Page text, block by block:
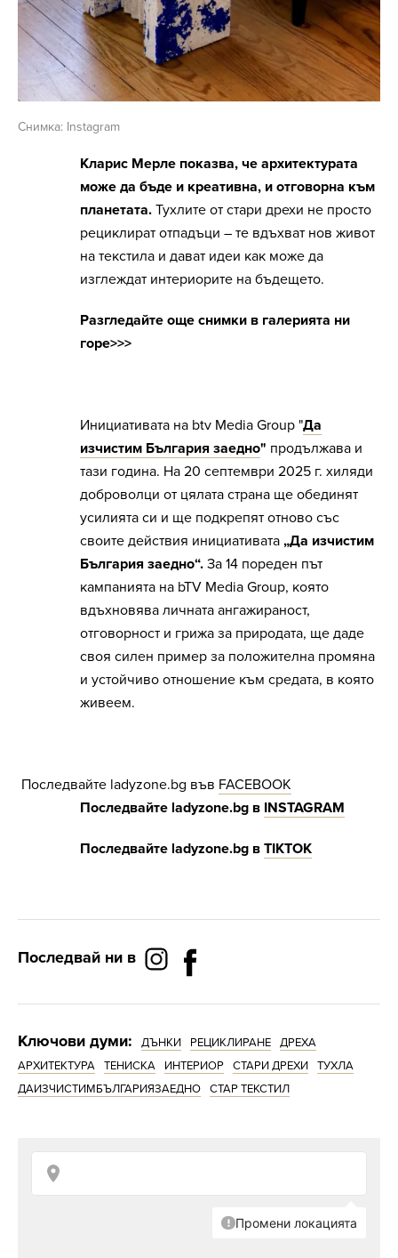
Снимка: Instagram
Кларис Мерле показва, че архитектурата
може да бъде и креативна, и отговорна към
планетата. Тухлите от стари дрехи не просто
рециклират отпадъци – те вдъхват нов живот
на текстила и дават идеи как може да
изглеждат интериорите на бъдещето.
Разгледайте още снимки в галерията ни
горе>>>
Инициативата на btv Media Group "Да
изчистим България заедно" продължава и
тази година. На 20 септември 2025 г. хиляди
доброволци от цялата страна ще обединят
усилията си и ще подкрепят отново със
своите действия инициативата „Да изчистим
България заедно“. За 14 пореден път
кампанията на bTV Media Group, която
вдъхновява личната ангажираност,
отговорност и грижа за природата, ще даде
своя силен пример за положителна промяна
и устойчиво отношение към средата, в която
живеем.
Последвайте ladyzone.bg във FACEBOOK
Последвайте ladyzone.bg в INSTAGRAM
Последвайте ladyzone.bg в ТIKTOK
Последвай ни в
Ключови думи: ДЪНКИ РЕЦИКЛИРАНЕ
ДРЕХА
АРХИТЕКТУРА
ТЕНИСКА ИНТЕРИОР СТАРИ ДРЕХИ
ТУХЛА
ДАИЗЧИСТИМБЪЛГАРИЯЗАЕДНО
СТАР ТЕКСТИЛ